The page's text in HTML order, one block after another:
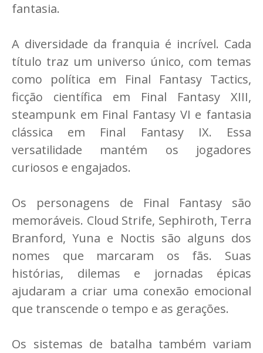
fantasia.
A diversidade da franquia é incrível. Cada
título traz um universo único, com temas
como política em Final Fantasy Tactics,
ficção científica em Final Fantasy XIII,
steampunk em Final Fantasy VI e fantasia
clássica em Final Fantasy IX. Essa
versatilidade mantém os jogadores
curiosos e engajados.
Os personagens de Final Fantasy são
memoráveis. Cloud Strife, Sephiroth, Terra
Branford, Yuna e Noctis são alguns dos
nomes que marcaram os fãs. Suas
histórias, dilemas e jornadas épicas
ajudaram a criar uma conexão emocional
que transcende o tempo e as gerações.
Os sistemas de batalha também variam